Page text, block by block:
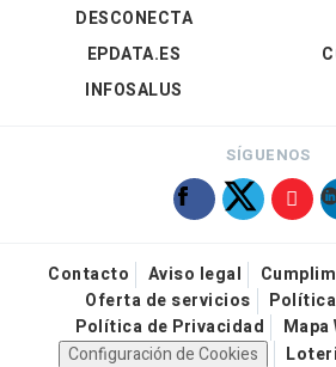
DESCONECTA
EPDATA.ES
INFOSALUS
SÍGUENOS
Contacto Aviso legal
Oferta de servicios
Política de Privacidad
Mapa
Configuración de Cookies